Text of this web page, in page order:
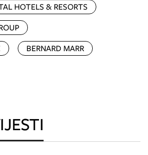
HOTELS & RESORTS
BERNARD MARR